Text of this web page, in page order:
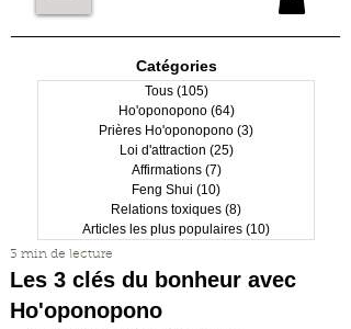
Catégories
Tous (105)105 posts
Ho'oponopono (64)64 posts
Prières Ho'oponopono (3)
Loi d'attraction (25)25 posts
Affirmations (7)7 posts
Feng Shui (10)
Relations toxiques (8)
Articles les plus populaires (10)
Les 3 clés du bonheur avec
Ho'oponopono
3 min de lecture